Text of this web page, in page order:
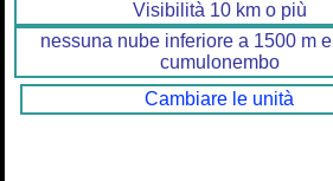
Visibilità 10 km o più
nessuna nube inferiore a 1500 m
cumulonembo
Cambiare le unità